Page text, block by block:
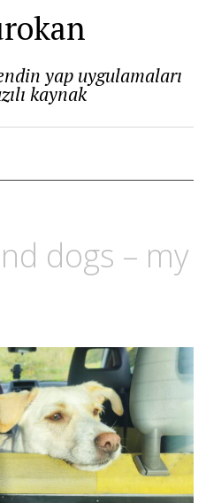
yap uygulamaları
kaynak
dogs – my